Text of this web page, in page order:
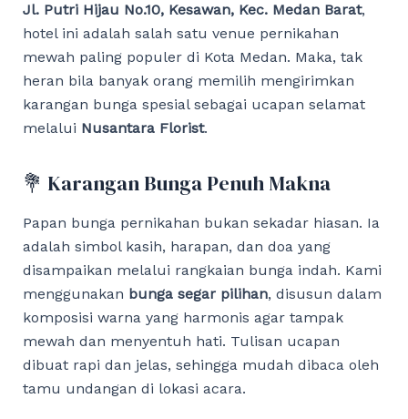
Jl. Putri Hijau No.10, Kesawan, Kec. Medan Barat,
hotel ini adalah salah satu venue pernikahan
mewah paling populer di Kota Medan. Maka, tak
heran bila banyak orang memilih mengirimkan
karangan bunga spesial sebagai ucapan selamat
melalui Nusantara Florist.
💐 Karangan Bunga Penuh Makna
Papan bunga pernikahan bukan sekadar hiasan. Ia
adalah simbol kasih, harapan, dan doa yang
disampaikan melalui rangkaian bunga indah. Kami
menggunakan bunga segar pilihan, disusun dalam
komposisi warna yang harmonis agar tampak
mewah dan menyentuh hati. Tulisan ucapan
dibuat rapi dan jelas, sehingga mudah dibaca oleh
tamu undangan di lokasi acara.